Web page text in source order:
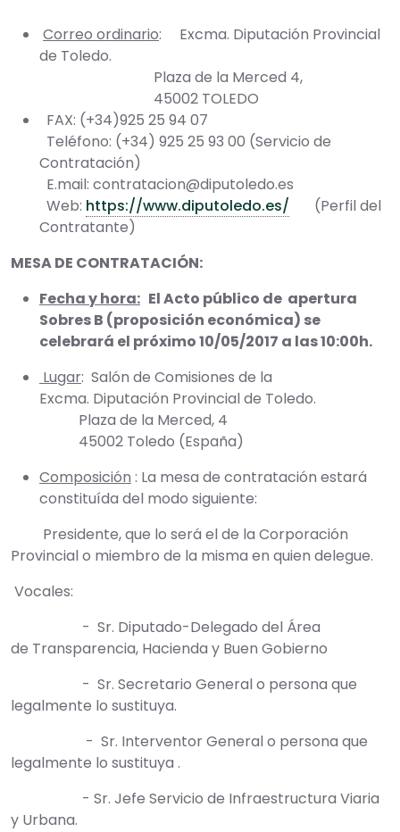
Correo ordinario: Excma. Diputación Provincial
de Toledo.
Plaza de la Merced 4,
45002 TOLEDO
FAX: (+34)925 25 94 07
Teléfono: (+34) 925 25 93 00 (Servicio de
Contratación)
E.mail: contratacion@diputoledo.es
Web: https://www.diputoledo.es/ (Perfil del
Contratante)
MESA DE CONTRATACIÓN:
Fecha y hora: El Acto público de apertura
Sobres B (proposición económica) se
celebrará el próximo 10/05/2017 a las 10:00h.
Lugar: Salón de Comisiones de la
Excma. Diputación Provincial de Toledo.
Plaza de la Merced, 4
45002 Toledo (España)
Composición : La mesa de contratación estará
constituída del modo siguiente:
Presidente, que lo será el de la Corporación
Provincial o miembro de la misma en quien delegue.
Vocales:
- Sr. Diputado-Delegado del Área
de Transparencia, Hacienda y Buen Gobierno
- Sr. Secretario General o persona que
legalmente lo sustituya.
- Sr. Interventor General o persona que
legalmente lo sustituya .
- Sr. Jefe Servicio de Infraestructura Viaria
y Urbana.